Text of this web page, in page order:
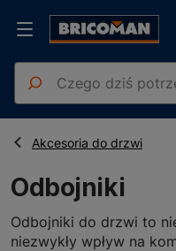
Strona główna
Drzwi Okna Stolarka
Akcesoria do drzwi
Odbojniki
Odbojniki
Odbojniki do drzwi to
niezwykły wpływ na